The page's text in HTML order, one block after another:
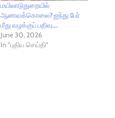
மயிலாடுதுறையில்
ஆணவக்கொலை? ஐந்து பேர்
மீது வழக்குப் பதிவு….
June 30, 2026
In "புதிய செய்தி"